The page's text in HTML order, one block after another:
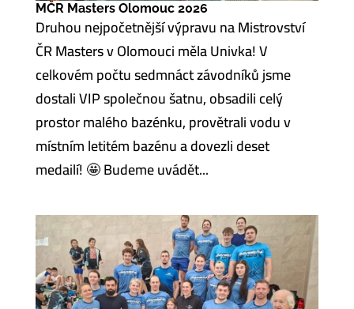
MČR Masters Olomouc 2026
Druhou nejpočetnější výpravu na Mistrovství
ČR Masters v Olomouci měla Univka! V
celkovém počtu sedmnáct závodníků jsme
dostali VIP společnou šatnu, obsadili celý
prostor malého bazénku, provětrali vodu v
místním letitém bazénu a dovezli deset
medailí! 🤩 Budeme uvádět...